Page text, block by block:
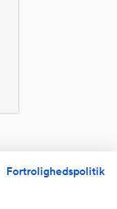
Fortrolighedspolitik